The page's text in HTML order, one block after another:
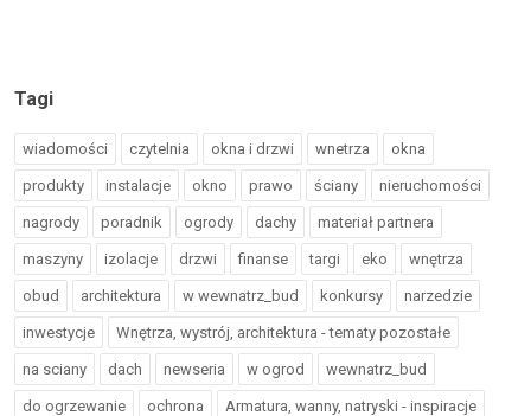
Tagi
wiadomości czytelnia okna i drzwi wnetrza okna
produkty instalacje okno prawo ściany nieruchomości
nagrody poradnik ogrody dachy materiał partnera
maszyny izolacje drzwi finanse targi eko wnętrza
obud architektura w wewnatrz_bud konkursy narzedzie
inwestycje Wnętrza, wystrój, architektura - tematy pozostałe
na sciany dach newseria w ogrod wewnatrz_bud
do ogrzewanie ochrona Armatura, wanny, natryski - inspiracje